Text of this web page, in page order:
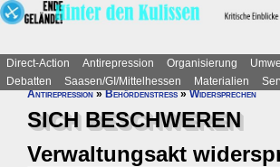
Direct-Action Antirepression Organisierung
Debatten
Saasen/GI/Mittelhessen Materialien
Antirepression»Behördenstress»Widersprechen
SICH BESCHWEREN
Verwaltungsakt